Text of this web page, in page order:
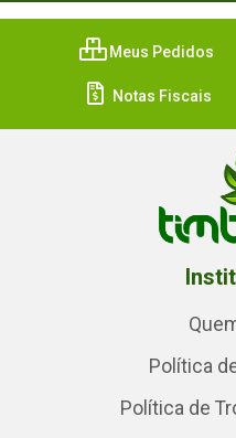
Meus Pedidos
Notas Fiscais
Política
Política de